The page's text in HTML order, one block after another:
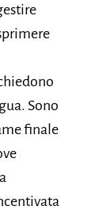
Sono
finale